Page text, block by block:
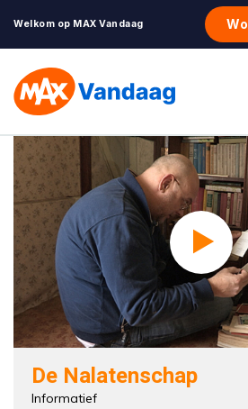
Welkom op MAX Vandaag
De Nalatenschap
Informatief